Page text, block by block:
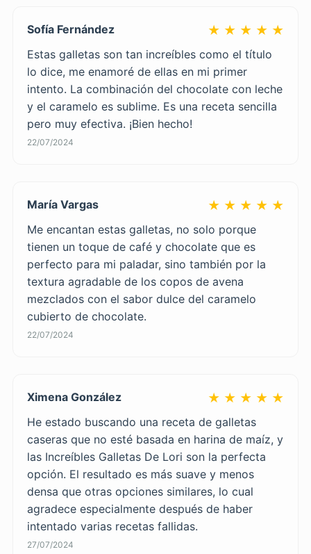
Sofía Fernández ★ ★ ★ ★ ★
Estas galletas son tan increíbles como el título
lo dice, me enamoré de ellas en mi primer
intento. La combinación del chocolate con leche
y el caramelo es sublime. Es una receta sencilla
pero muy efectiva. ¡Bien hecho!
22/07/2024
María Vargas ★ ★ ★ ★ ★
Me encantan estas galletas, no solo porque
tienen un toque de café y chocolate que es
perfecto para mi paladar, sino también por la
textura agradable de los copos de avena
mezclados con el sabor dulce del caramelo
cubierto de chocolate.
22/07/2024
Ximena González ★ ★ ★ ★ ★
He estado buscando una receta de galletas
caseras que no esté basada en harina de maíz, y
las Increíbles Galletas De Lori son la perfecta
opción. El resultado es más suave y menos
densa que otras opciones similares, lo cual
agradece especialmente después de haber
intentado varias recetas fallidas.
27/07/2024